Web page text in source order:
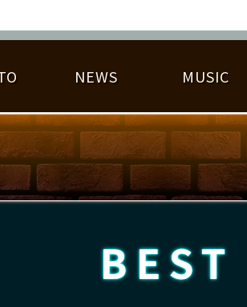
NEWS MUSIC
EMBLEM
プレー履歴
ライバル一覧 逆ラ
大会
LICENSE HIT CHART
BEST